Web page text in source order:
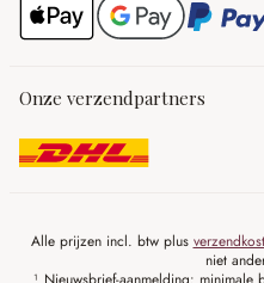
Onze verzendpartners
Alle prijzen incl. btw plus
niet